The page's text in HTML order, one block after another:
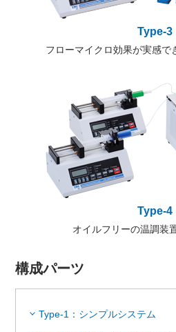
Type-3
フローマイクロ効果が実感で
Type-4
オイルフリーの温調装
構成パーツ
Type-1：シンプルシステム